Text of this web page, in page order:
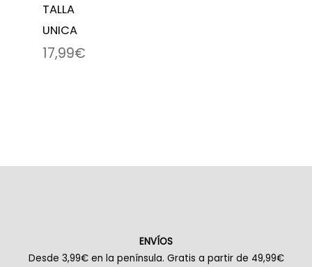
TALLA
UNICA
17,99€
ENVÍOS
Desde 3,99€ en la península. Gratis a partir de 49,99€